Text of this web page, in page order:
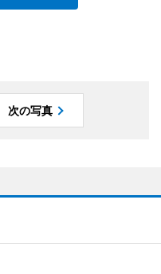
次の写真